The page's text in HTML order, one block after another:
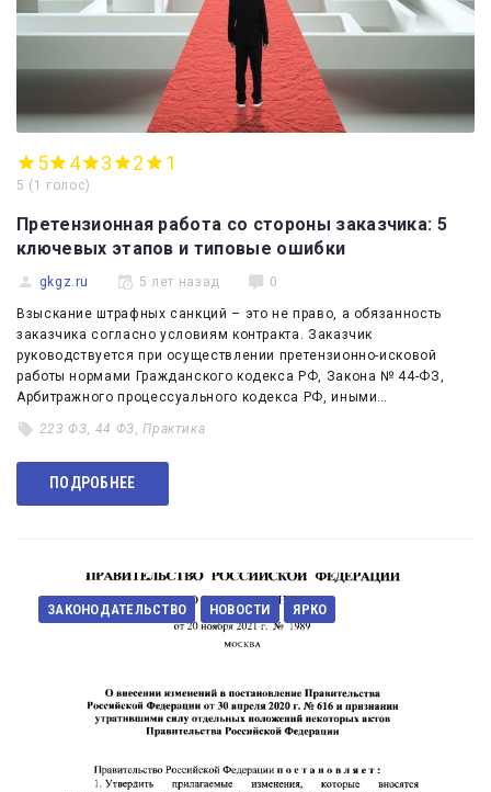
5 4 3 2 1
5 (1 голос)
Претензионная работа со стороны заказчика: 5
ключевых этапов и типовые ошибки
gkgz.ru 5 лет назад 0
Взыскание штрафных санкций – это не право, а обязанность
заказчика согласно условиям контракта. Заказчик
руководствуется при осуществлении претензионно-исковой
работы нормами Гражданского кодекса РФ, Закона № 44-ФЗ,
Арбитражного процессуального кодекса РФ, иными…
223 ФЗ, 44 ФЗ,Практика
ПОДРОБНЕЕ
ЗАКОНОДАТЕЛЬСТВО НОВОСТИ ЯРКО